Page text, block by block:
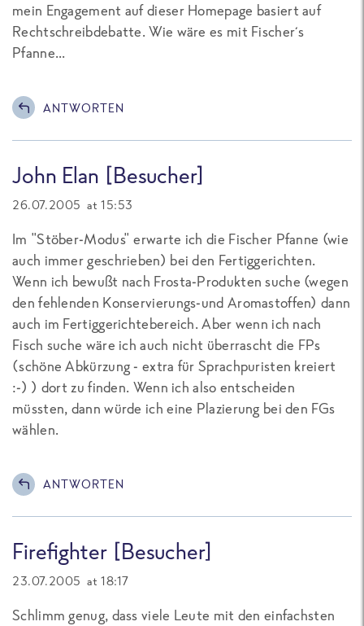
mein Engagement auf dieser Homepage basiert auf
Rechtschreibdebatte. Wie wäre es mit Fischer´s
Pfanne...
ANTWORTEN
John Elan [Besucher]
26.07.2005 at 15:53
Im "Stöber-Modus" erwarte ich die Fischer Pfanne (wie
auch immer geschrieben) bei den Fertiggerichten.
Wenn ich bewußt nach Frosta-Produkten suche (wegen
den fehlenden Konservierungs-und Aromastoffen) dann
auch im Fertiggerichtebereich. Aber wenn ich nach
Fisch suche wäre ich auch nicht überrascht die FPs
(schöne Abkürzung - extra für Sprachpuristen kreiert
:-) ) dort zu finden. Wenn ich also entscheiden
müssten, dann würde ich eine Plazierung bei den FGs
wählen.
ANTWORTEN
Firefighter [Besucher]
23.07.2005 at 18:17
Schlimm genug, dass viele Leute mit den einfachsten